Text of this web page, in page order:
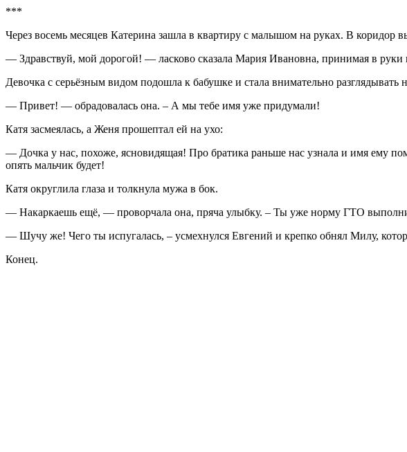
***
Через восемь месяцев Катерина зашла в квартиру с малышом на руках. В коридор
— Здравствуй, мой дорогой! — ласково сказала Мария Ивановна, принимая в
Девочка с серьёзным видом подошла к бабушке и стала внимательно разглядывать
— Привет! — обрадовалась она. – А мы тебе имя уже придумали!
Катя засмеялась, а Женя прошептал ей на ухо:
— Дочка у нас, похоже, ясновидящая! Про братика раньше нас узнала и имя ему
опять мальчик будет!
Катя округлила глаза и толкнула мужа в бок.
— Накаркаешь ещё, — проворчала она, пряча улыбку. – Ты уже норму ГТО
— Шучу же! Чего ты испугалась, – усмехнулся Евгений и крепко обнял Милу,
Конец.